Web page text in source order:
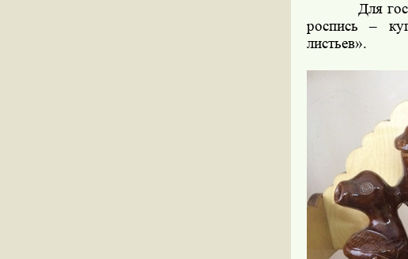
Для
роспись –
листьев».